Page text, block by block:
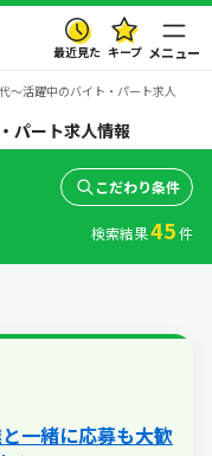
最近見た キープ メニュー
～活躍中のバイト・パート求人
パート求人情報
と一緒に応募も大歓
こだわり条件
検索結果45件